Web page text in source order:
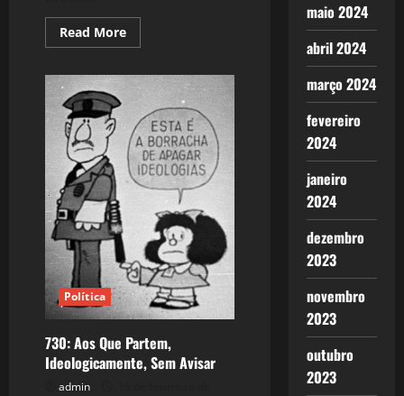
Read MoreRead
more
Invictus?
Política
730: Aos Que Partem,
Ideologicamente, Sem Avisar
admin
maio 2024
abril 2024
março 2024
fevereiro
2024
janeiro
2024
dezembro
2023
novembro
2023
outubro
2023